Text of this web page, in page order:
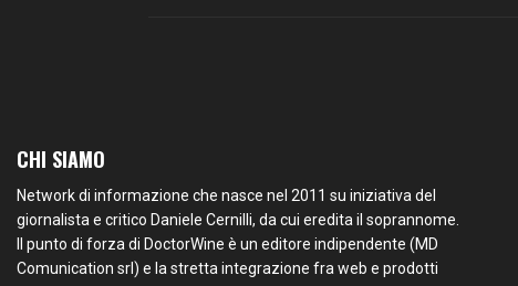
CHI SIAMO
Network di informazione che nasce nel 2011 su iniziativa del
giornalista e critico Daniele Cernilli, da cui eredita il soprannome.
Il punto di forza di DoctorWine è un editore indipendente (MD
Comunication srl) e la stretta integrazione fra web e prodotti